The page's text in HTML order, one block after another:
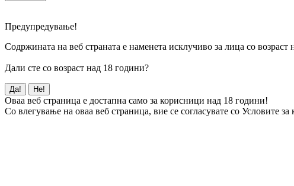
Предупредување!
Содржината на веб страната е наменета исклучиво за лица со возраст
Дали сте со возраст над 18 години?
Да! Не!
Оваа веб страница е достапна само за корисници над 18 години!
Со влегување на оваа веб страница, вие се согласувате со Условите